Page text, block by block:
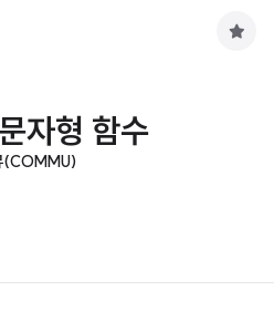
자형 함수
(COMMU)
구